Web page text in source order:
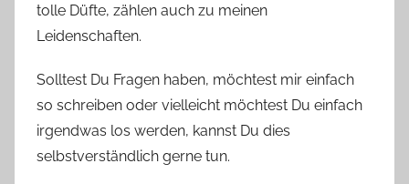
tolle Düfte, zählen auch zu meinen
Leidenschaften.
Solltest Du Fragen haben, möchtest mir einfach
so schreiben oder vielleicht möchtest Du einfach
irgendwas los werden, kannst Du dies
selbstverständlich gerne tun.